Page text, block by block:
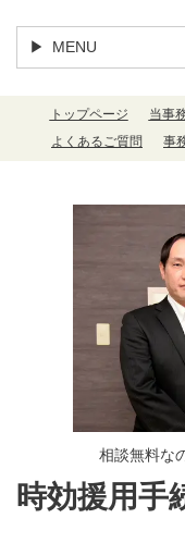
MENU
トップページ 当事
よくあるご質問
事
相談無料な
時効援用手